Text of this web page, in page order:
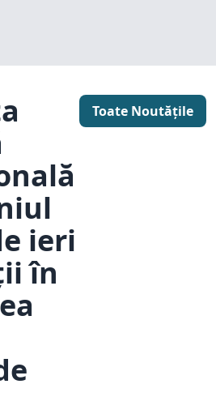
ieri
în
Toate Noutățile